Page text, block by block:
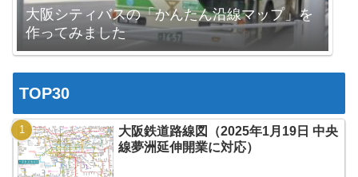
大阪シティバスの「かんたん沿線マップ」を
作ってみました
TOP30
大阪鉄道路線図（2025年1月19日 中央
線夢洲延伸開業に対応）